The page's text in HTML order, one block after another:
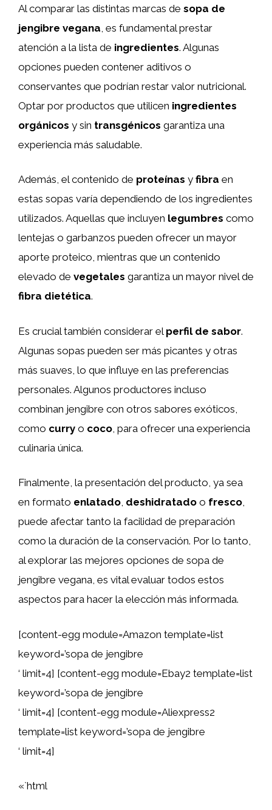
Al comparar las distintas marcas de sopa de
jengibre vegana , es fundamental prestar
atención a la lista de ingredientes. Algunas
opciones pueden contener aditivos o
conservantes que podrían restar valor nutricional.
Optar por productos que utilicen ingredientes
orgánicos y sin transgénicos garantiza una
experiencia más saludable.
Además, el contenido de proteínas y fibra en
estas sopas varía dependiendo de los ingredientes
utilizados. Aquellas que incluyen legumbres como
lentejas o garbanzos pueden ofrecer un mayor
aporte proteico, mientras que un contenido
elevado de vegetales garantiza un mayor nivel de
fibra dietética.
Es crucial también considerar el perfil de sabor.
Algunas sopas pueden ser más picantes y otras
más suaves, lo que influye en las preferencias
personales. Algunos productores incluso
combinan jengibre con otros sabores exóticos,
como curry o coco , para ofrecer una experiencia
culinaria única.
Finalmente, la presentación del producto, ya sea
en formato enlatado, deshidratado o fresco,
puede afectar tanto la facilidad de preparación
como la duración de la conservación. Por lo tanto,
al explorar las mejores opciones de sopa de
jengibre vegana, es vital evaluar todos estos
aspectos para hacer la elección más informada.
[content-egg module=Amazon template=list
keyword=’sopa de jengibre
‘ limit=4] [content-egg module=Ebay2 template=list
keyword=’sopa de jengibre
‘ limit=4] [content-egg module=Aliexpress2
template=list keyword=’sopa de jengibre
‘ limit=4]
«`html